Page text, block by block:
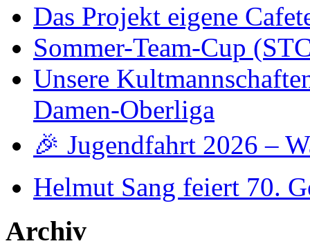
Das Projekt eigene
Sommer-Team-Cup
Unsere
Damen-Oberliga
🎉 Jugendfahrt 2026 –
Helmut Sang feiert 70.
Archiv